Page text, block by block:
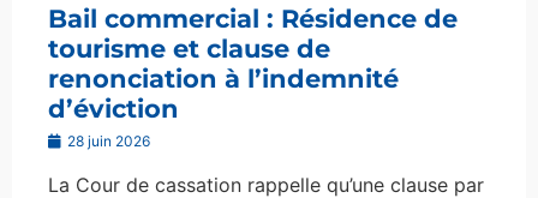
Bail commercial : Résidence de
tourisme et clause de
renonciation à l’indemnité
d’éviction
28 juin 2026
La Cour de cassation rappelle qu’une clause par